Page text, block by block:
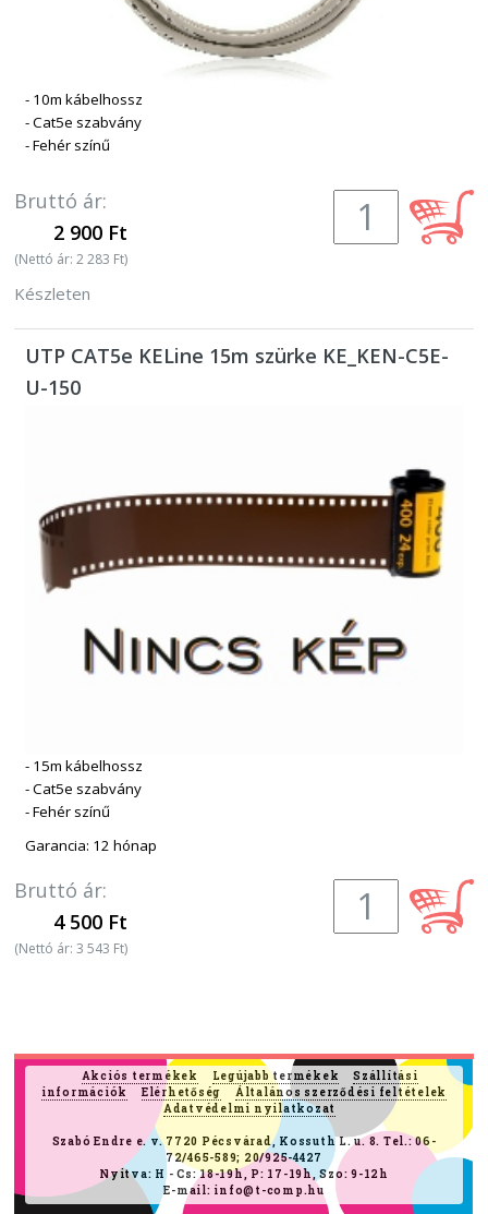
- 10m kábelhossz
- Cat5e szabvány
- Fehér színű
Bruttó ár:
2 900 Ft
(Nettó ár: 2 283 Ft)
Készleten
UTP CAT5e KELine 15m szürke KE_KEN-C5E-
U-150
- 15m kábelhossz
- Cat5e szabvány
- Fehér színű
Garancia: 12 hónap
Bruttó ár:
4 500 Ft
(Nettó ár: 3 543 Ft)
Akciós termékek Legújabb termékek
Szállítási
információk
Elérhetőség
Általános szerződési feltételek
Adatvédelmi nyilatkozat
Szabó Endre e. v. 7720 Pécsvárad, Kossuth L. u. 8. Tel.: 06-
72/465-589; 20/925-4427
Nyitva: H - Cs: 18-19h, P: 17-19h, Szo: 9-12h
E-mail: info@t-comp.hu